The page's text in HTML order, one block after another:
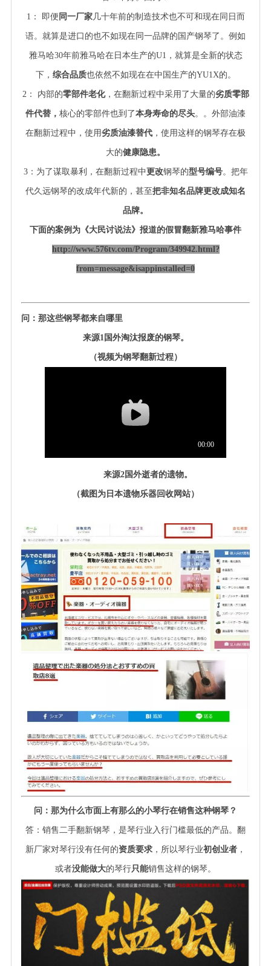
1 ： 即便 同一厂家几十年前的制造技术也不可和现在同日而
语。就算是进口的也不如现在同一品牌的国产钢琴了。例如
雅马哈30年前雅马哈在日本生产的U1，就算是全新的状态
下， 综合品质也依然不如现在在中国生产的YU1X的。
2 ： 内部的零部件老化，在翻新过程中采用了大量的劣质零部
件代替， 核心的零部件也到了本身寿命的尽头。。外部油漆
在翻新过程中，使用劣质油漆替代 ，使用这样的钢琴存在极
大的健康隐患。
3：为了谋取暴利，在翻新过程中更改钢琴的型号编号。把年
代久远钢琴的改成年代新的，甚至把非知名品牌更改成知名
品牌。
下面的案例为《大民讨说法》报道的假冒翻新雅马哈事件
http://www.576tv.com/Program/349942.html?
from=message&isappinstalled=0
问：那这些钢琴都来自哪里
来源1 国外淘汰报废的钢琴。
（视频为钢琴翻新过程）
来源2国外逝者的遗物。
（截图为日本遗物乐器回收网站）
问：那为什么市面上有那么的小琴行在销售这种钢琴？
答：销售二手翻新钢琴，是琴行业入行门槛最低的产品。翻
新厂家对琴行没有任何的资质要求 ，所以琴行业初创业者 ，
或者没能做大的琴行只能销售这样的钢琴。